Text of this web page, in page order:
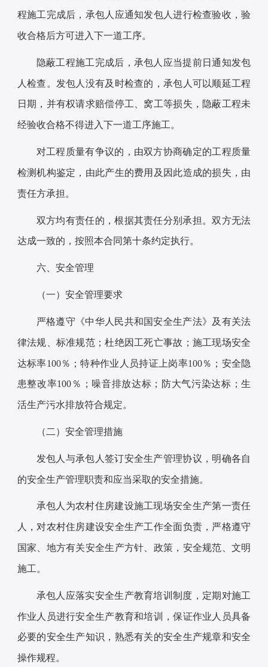
程施工完成后，承包人应通知发包人进行检查验收，验
收合格后方可进入下一道工序。
隐蔽工程施工完成后，承包人应当提前日通知发包
人检查。发包人没有及时检查的，承包人可以顺延工程
日期，并有权请求赔偿停工、窝工等损失，隐蔽工程未
经验收合格不得进入下一道工序施工。
对工程质量有争议的，由双方协商确定的工程质量
检测机构鉴定，由此产生的费用及因此造成的损失，由
责任方承担。
双方均有责任的，根据其责任分别承担。双方无法
达成一致的，按照本合同第十条约定执行。
六、安全管理
（一）安全管理要求
严格遵守《中华人民共和国安全生产法》及有关法
律法规、标准规范；杜绝因工死亡事故；施工现场安全
达标率100％；特种作业人员持证上岗率100％；安全隐
患整改率100％；噪音排放达标；防大气污染达标；生
活生产污水排放符合规定。
（二）安全管理措施
发包人与承包人签订安全生产管理协议，明确各自
的安全生产管理职责和应当采取的安全措施。
承包人为农村住房建设施工现场安全生产第一责任
人，对农村住房建设安全生产工作全面负责，严格遵守
国家、地方有关安全生产方针、政策，安全规范、文明
施工。
承包人应落实安全生产教育培训制度，定期对施工
作业人员进行安全生产教育和培训，保证作业人员具备
必要的安全生产知识，熟悉有关的安全生产规章和安全
操作规程。